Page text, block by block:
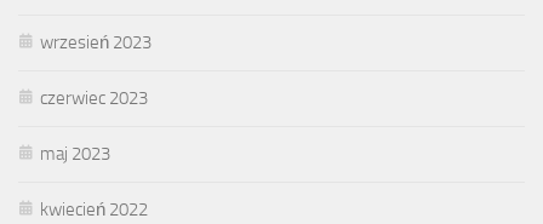
wrzesień 2023
czerwiec 2023
maj 2023
kwiecień 2022